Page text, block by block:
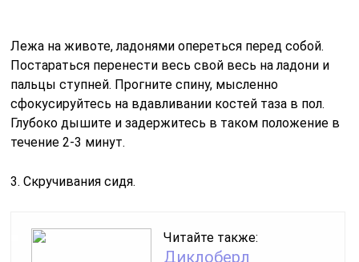
Лежа на животе, ладонями опереться перед собой.
Постараться перенести весь свой весь на ладони и
пальцы ступней. Прогните спину, мысленно
сфокусируйтесь на вдавливании костей таза в пол.
Глубоко дышите и задержитесь в таком положение в
течение 2-3 минут.
3. Скручивания сидя.
Читайте также:
Диклоберл